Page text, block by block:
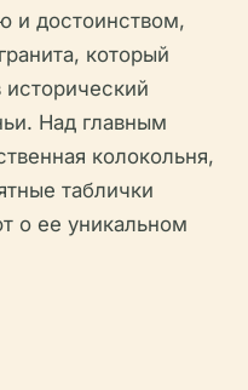
и достоинством,
который
Над главным
колокольня,
таблички
о ее уникальном